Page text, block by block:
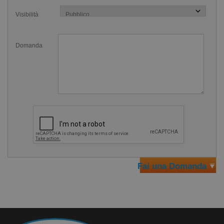
movimenti della nuotata.
dell’anca. Va indossata attorno alla vita nell’allenamento a
stile libero e sul petto se ci si allena a dorso. La forza e il
tempo dello stile del nuotatore. I nuotatori che non hanno
una rotazione delle anche bilanciata avranno anche uno
Visibilità
Domanda
Fai una Domanda